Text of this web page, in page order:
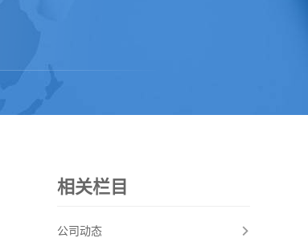
相关栏目
公司动态